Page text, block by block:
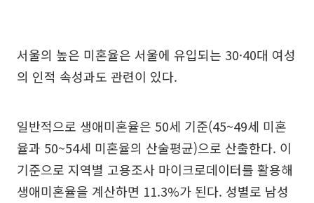
서울의 높은 미혼율은 서울에 유입되는 30·40대 여성
의 인적 속성과도 관련이 있다.
일반적으로 생애미혼율은 50세 기준(45~49세 미혼
율과 50~54세 미혼율의 산술평균)으로 산출한다. 이
기준으로 지역별 고용조사 마이크로데이터를 활용해
생애미혼율을 계산하면 11.3%가 된다. 성별로 남성